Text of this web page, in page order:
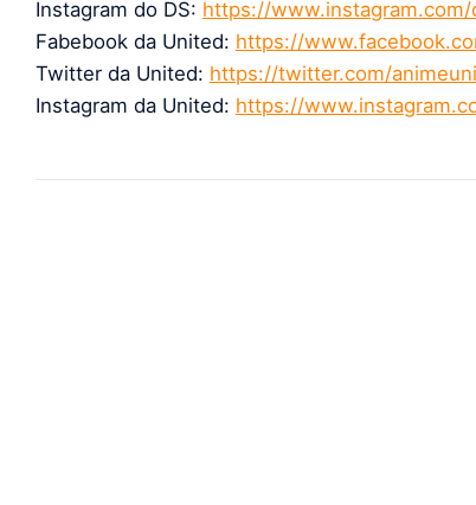
Instagram do DS: https://
Fabebook da United: https://
Twitter da United: https://twitter.com/
Instagram da United: https://